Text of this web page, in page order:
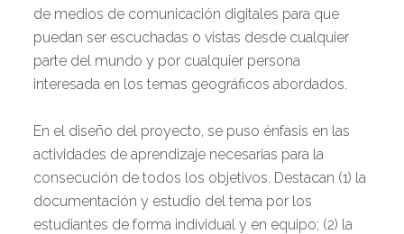
de medios de comunicación digitales para que
puedan ser escuchadas o vistas desde cualquier
parte del mundo y por cualquier persona
interesada en los temas geográficos abordados.
En el diseño del proyecto, se puso énfasis en las
actividades de aprendizaje necesarias para la
consecución de todos los objetivos. Destacan (1) la
documentación y estudio del tema por los
estudiantes de forma individual y en equipo; (2) la